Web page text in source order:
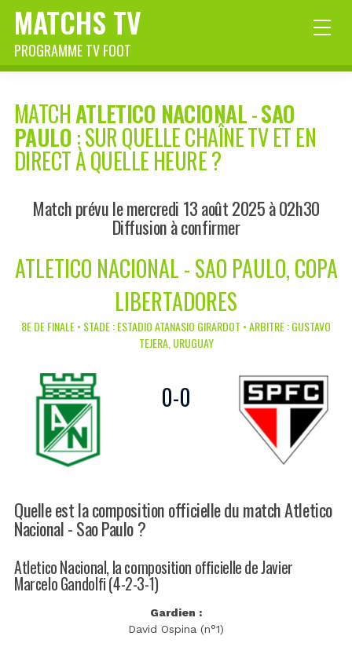
MATCHS TV
PROGRAMME TV FOOT
MATCHATLETICO NACIONAL-SAO
PAULO: SUR QUELLE CHAÎNE TV ET EN
DIRECT À QUELLE HEURE ?
Match prévu le mercredi 13 août 2025 à 02h30
Diffusion à confirmer
ATLETICO NACIONAL - SAO PAULO, COPA
LIBERTADORES
8E DE FINALE • STADE : ESTADIO ATANASIO GIRARDOT • ARBITRE : GUSTAVO
TEJERA, URUGUAY
0-0
Quelle est la composition officielle du match Atletico
Nacional - Sao Paulo ?
Atletico Nacional, la composition officielle de Javier
Marcelo Gandolfi (4-2-3-1)
Gardien :
David Ospina (n°1)